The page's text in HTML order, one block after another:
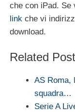
che con iPad.
link che vi
download.
Related
AS Roma,
squadra…
Serie A